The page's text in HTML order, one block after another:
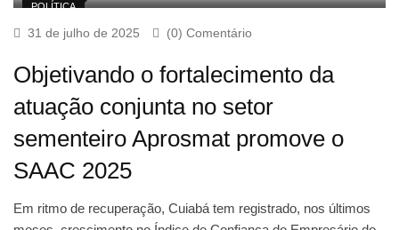
POLÍTICA
31 de julho de 2025 (0) Comentário
Objetivando o fortalecimento da
atuação conjunta no setor
sementeiro Aprosmat promove o
SAAC 2025
Em ritmo de recuperação, Cuiabá tem registrado, nos últimos